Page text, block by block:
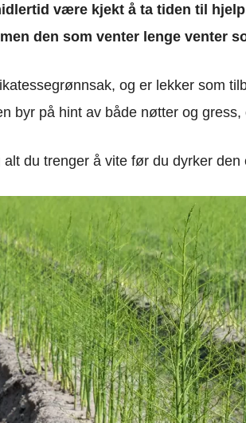
være kjekt å ta tiden til
den som venter lenge venter
og er lekker som
byr på hint av både nøtter og
alt du trenger å vite før du dyrker